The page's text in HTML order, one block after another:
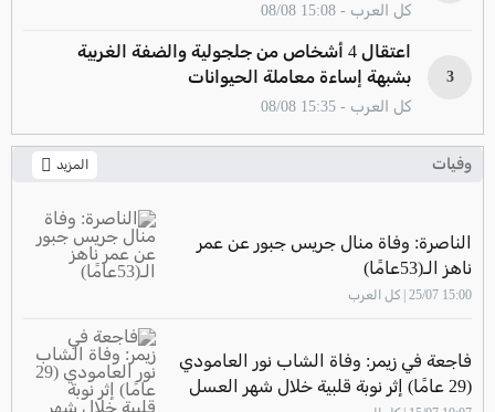
كل العرب - 15:08 08/08
3
اعتقال 4 أشخاص من جلجولية والضفة الغربية
بشبهة إساءة معاملة الحيوانات
كل العرب - 15:35 08/08
وفيات المزيد
الناصرة: وفاة منال جريس جبور عن عمر
ناهز الـ(53عامًا)
15:00 25/07 | كل العرب
فاجعة في زيمر: وفاة الشاب نور العامودي
(29 عامًا) إثر نوبة قلبية خلال شهر العسل